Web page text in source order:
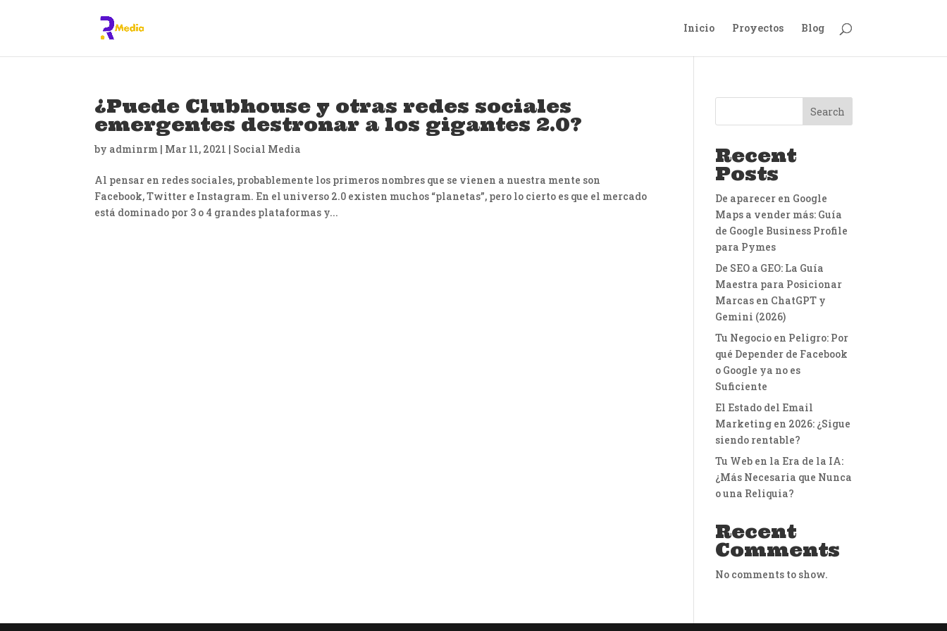
Inicio Proyectos Blog
¿Puede Clubhouse y otras redes sociales
emergentes destronar a los gigantes 2.0?
by adminrm | Mar 11, 2021 | Social Media
Al pensar en redes sociales, probablemente los primeros nombres que se vienen a nuestra mente son
Facebook, Twitter e Instagram. En el universo 2.0 existen muchos “planetas”, pero lo cierto es que el mercado
está dominado por 3 o 4 grandes plataformas y...
Search
Recent
Posts
De aparecer en Google
Maps a vender más: Guía
de Google Business Profile
para Pymes
De SEO a GEO: La Guía
Maestra para Posicionar
Marcas en ChatGPT y
Gemini (2026)
Tu Negocio en Peligro: Por
qué Depender de Facebook
o Google ya no es
Suficiente
El Estado del Email
Marketing en 2026: ¿Sigue
siendo rentable?
Tu Web en la Era de la IA:
¿Más Necesaria que Nunca
o una Reliquia?
Recent
Comments
No comments to show.